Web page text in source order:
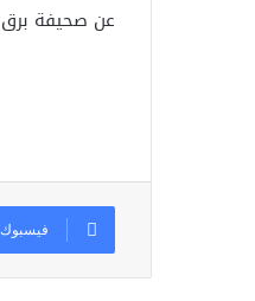
عن صحيفة برق
فيسبوك